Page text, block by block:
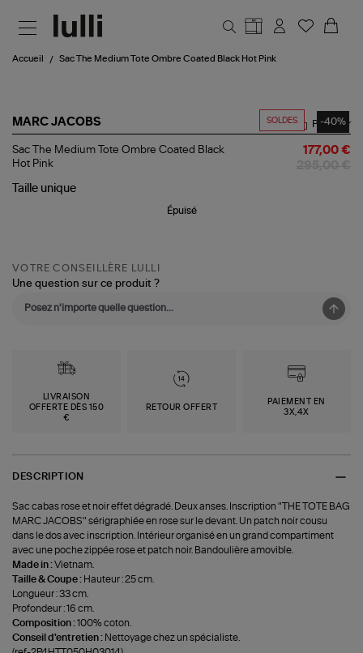
Accueil Sac The Medium Tote Ombre Coated Black Hot Pink
SOLDES -40%
MARC JACOBS
Sac
The
Tote
Partager
Sac The Medium Tote Ombre Coated Black
Hot Pink
177,00 €
Taille unique
Épuisé
VOTRE CONSEILLÈRE LULLI
Une question sur ce produit ?
LIVRAISON
OFFERTE DÈS 150
€
RETOUR OFFERT
PAIEMENT EN
3X,4X
DESCRIPTION
Sac cabas rose et noir effet dégradé. Deux anses. Inscription "THE TOTE BAG
MARC JACOBS" sérigraphiée en rose sur le devant. Un patch noir cousu
dans le dos avec inscription. Intérieur organisé en un grand compartiment
avec une poche zippée rose et patch noir. Bandoulière amovible.
Made in :Vietnam.
Taille & Coupe : Hauteur : 25 cm.
Longueur : 33 cm.
Profondeur : 16 cm.
Composition :100% coton.
Conseil d'entretien : Nettoyage chez un spécialiste.